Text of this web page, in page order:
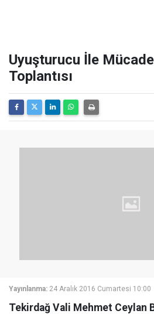
Uyuşturucu İle
Toplantısı
Yayınlanma: 24 Aralık 2016 Cumartesi 10:00
Tekirdağ Vali Mehmet Ceylan